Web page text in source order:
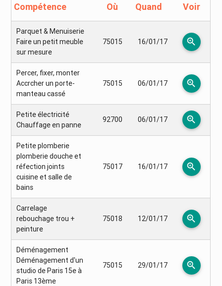
Compétence Où Quand Voir
Parquet & Menuiserie
Faire un petit meuble
sur mesure
75015 16/01/17 zoom_in
Percer, fixer, monter
Accrcher un porte-
manteau cassé
75015 06/01/17 zoom_in
Petite électricité
Chauffage en panne
92700 06/01/17 zoom_in
Petite plomberie
plomberie douche et
réfection joints
cuisine et salle de
bains
75017 16/01/17 zoom_in
Carrelage
rebouchage trou +
peinture
75018 12/01/17 zoom_in
Déménagement
Déménagement d'un
studio de Paris 15e à
Paris 13ème
75015 29/01/17 zoom_in